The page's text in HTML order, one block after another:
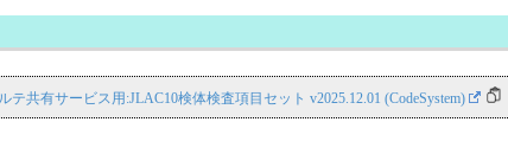
テ共有サービス用:JLAC10検体検査項目セット v2025.12.01 (CodeSystem)